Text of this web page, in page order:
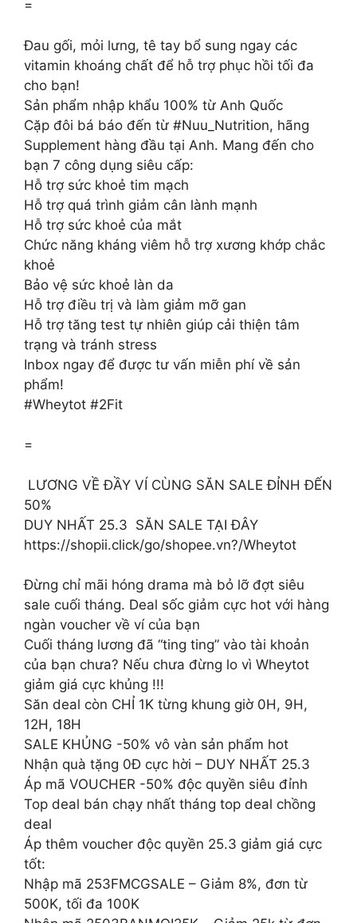
=
Đau gối, mỏi lưng, tê tay bổ sung ngay các
vitamin khoáng chất để hỗ trợ phục hồi tối đa
cho bạn!
Sản phẩm nhập khẩu 100% từ Anh Quốc
Cặp đôi bá báo đến từ #Nuu_Nutrition, hãng
Supplement hàng đầu tại Anh. Mang đến cho
bạn 7 công dụng siêu cấp:
Hỗ trợ sức khoẻ tim mạch
Hỗ trợ quá trình giảm cân lành mạnh
Hỗ trợ sức khoẻ của mắt
Chức năng kháng viêm hỗ trợ xương khớp chắc
khoẻ
Bảo vệ sức khoẻ làn da
Hỗ trợ điều trị và làm giảm mỡ gan
Hỗ trợ tăng test tự nhiên giúp cải thiện tâm
trạng và tránh stress
Inbox ngay để được tư vấn miễn phí về sản
phẩm!
#Wheytot #2Fit
=
️ LƯƠNG VỀ ĐẦY VÍ CÙNG SĂN SALE ĐỈNH ĐẾN
50% ️
DUY NHẤT 25.3 ️ SĂN SALE TẠI ĐÂY
https://shopii.click/go/shopee.vn?/Wheytot
Đừng chỉ mãi hóng drama mà bỏ lỡ đợt siêu
sale cuối tháng. Deal sốc giảm cực hot với hàng
ngàn voucher về ví của bạn
Cuối tháng lương đã “ting ting” vào tài khoản
của bạn chưa? Nếu chưa đừng lo vì Wheytot
giảm giá cực khủng !!!
Săn deal còn CHỈ 1K từng khung giờ 0H, 9H,
12H, 18H
SALE KHỦNG -50% vô vàn sản phẩm hot
Nhận quà tặng 0Đ cực hời – DUY NHẤT 25.3
Áp mã VOUCHER -50% độc quyền siêu đỉnh
Top deal bán chạy nhất tháng top deal chồng
deal
Áp thêm voucher độc quyền 25.3 giảm giá cực
tốt:
Nhập mã 253FMCGSALE – Giảm 8%, đơn từ
500K, tối đa 100K